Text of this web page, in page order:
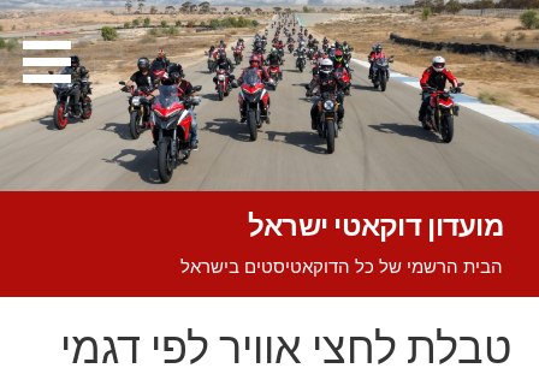
Skip
to
content
מועדון דוקאטי ישראל
הבית הרשמי של כל הדוקאטיסטים בישראל
טבלת לחצי אוויר לפי דגמי